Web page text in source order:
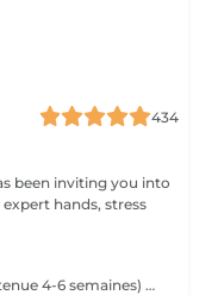
434
been inviting you into
hands, stress
Soin des pieds & gel french ou coloré ( tenue 4-6 semaines) Attention beauté des pieds sans problèmes ( ongles incarnés, cors etc) si problèmes alors supplément de 14€